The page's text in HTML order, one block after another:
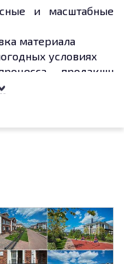
и масштабные
материала
условиях
продакшн
центров.
объектов
стройплощадок,
прилегающих